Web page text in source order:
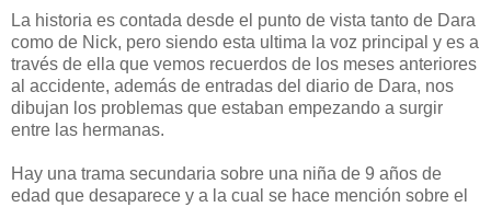
La historia es contada desde el punto de vista tanto de Dara
como de Nick, pero siendo esta ultima la voz principal y es a
través de ella que vemos recuerdos de los meses anteriores
al accidente, además de entradas del diario de Dara, nos
dibujan los problemas que estaban empezando a surgir
entre las hermanas.
Hay una trama secundaria sobre una niña de 9 años de
edad que desaparece y a la cual se hace mención sobre el